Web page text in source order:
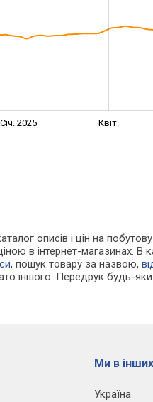
Січ. 2025 Квіт.
описів і цін на
в інтернет-магазинах. В
, пошук товару за назвою,
іншого. Передрук будь-
Ми в
Україна